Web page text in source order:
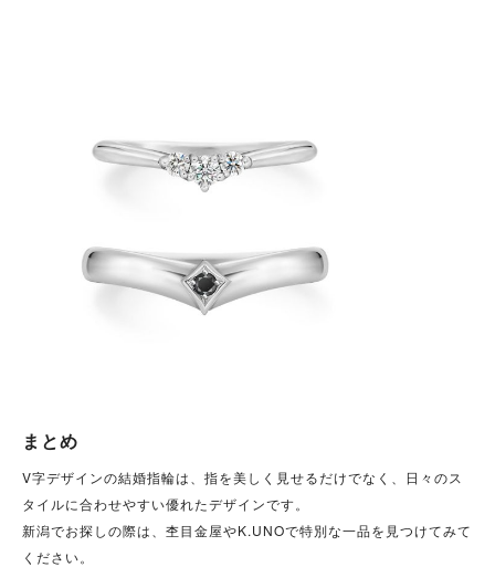
まとめ
V字デザインの結婚指輪は、指を美しく見せるだけでなく、日々のス
タイルに合わせやすい優れたデザインです。
新潟でお探しの際は、杢目金屋やK.UNOで特別な一品を見つけてみて
ください。